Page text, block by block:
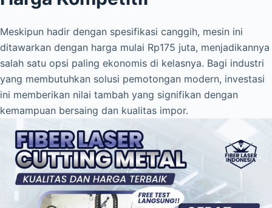
Meskipun hadir dengan spesifikasi canggih, mesin ini
ditawarkan dengan harga mulai Rp175 juta, menjadikannya
salah satu opsi paling ekonomis di kelasnya. Bagi industri
yang membutuhkan solusi pemotongan modern, investasi
ini memberikan nilai tambah yang signifikan dengan
kemampuan bersaing dan kualitas impor.